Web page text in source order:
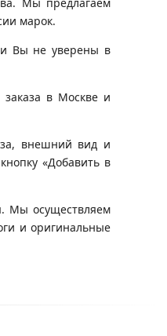
марок.
Вы не уверены в
заказа в Москве и
внешний вид и
«Добавить в
Мы осуществляем
и оригинальные